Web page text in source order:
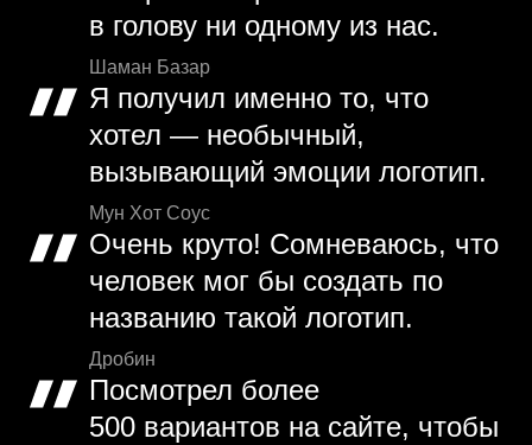
в голову ни одному из нас.
Шаман Базар
Я получил именно то, что
хотел — необычный,
вызывающий эмоции логотип.
Мун Хот Соус
Очень круто! Сомневаюсь, что
человек мог бы создать по
названию такой логотип.
Дробин
Посмотрел более
500 вариантов на сайте, чтобы